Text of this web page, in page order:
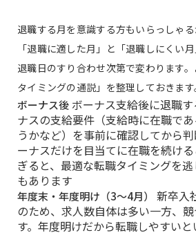
退職する月を意識する方もいらっしゃる
「退職に適した月」と「退職しにくい
退職日のすり合わせ次第で変わります
タイミングの通説」を整理しておきます
ボーナス後 ボーナス支給後に退職
ナスの支給要件（支給時に在職で
うかなど）を事前に確認してから
ーナスだけを目当てに在職を続け
ぎると、最適な転職タイミングを
もあります
年度末・年度明け（3〜4月）
新卒入
のため、求人数自体は多い一方、
す。年度明けだから転職しやすいと